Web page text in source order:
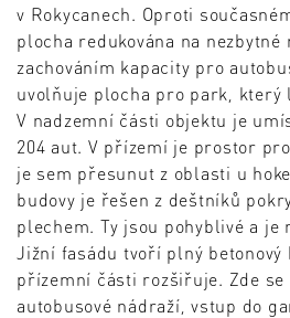
v Rokycanech. Oproti
plocha redukována na
zachováním kapacity pro
uvolňuje plocha pro park, který
V nadzemní části objektu je
204 aut. V přízemí je prostor
je sem přesunut z oblasti u
budovy je řešen z deštníků
plechem. Ty jsou pohyblivé a je
Jižní fasádu tvoří plný
přízemní části rozšiřuje. Zde se
autobusové nádraží, vstup do